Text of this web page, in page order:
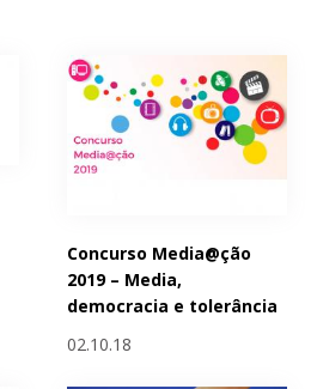
Concurso Media@ção
2019 – Media,
democracia e tolerância
02.10.18